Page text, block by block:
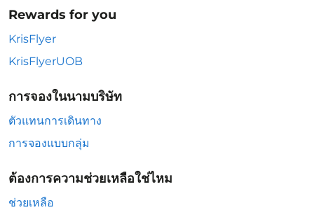
Rewards for you
KrisFlyer
KrisFlyerUOB
การจองในนามบริษัท
ตัวแทนการเดินทาง
การจองแบบกลุ่ม
ต้องการความช่วยเหลือใช่ไหม
ช่วยเหลือ